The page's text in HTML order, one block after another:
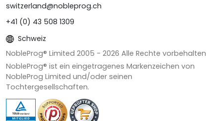
switzerland@nobleprog.ch
+41 (0) 43 508 1309
Schweiz
NobleProg® Limited 2005 - 2026 Alle Rechte vorbehalten
NobleProg® ist ein eingetragenes Markenzeichen von
NobleProg Limited und/oder seinen
Tochtergesellschaften.